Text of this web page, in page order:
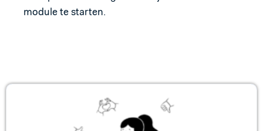
module te starten.